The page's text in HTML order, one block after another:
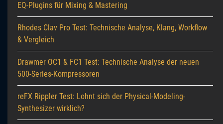
EQ-Plugins für Mixing & Mastering
Rhodes Clav Pro Test: Technische Analyse, Klang, Workflow
& Vergleich
Drawmer OC1 & FC1 Test: Technische Analyse der neuen
500-Series-Kompressoren
reFX Rippler Test: Lohnt sich der Physical-Modeling-
Synthesizer wirklich?